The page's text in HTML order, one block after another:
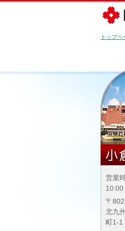
トップペ
営業
〒
北九
町1-1